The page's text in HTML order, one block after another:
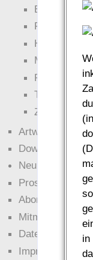
in
EWS-X
Freihändler
Hinter der
Magie
RaumZeit
Technophob
Zettel-RPG
Artwork
Downloads
Neuigkeiten
Prosa
Abonnieren
Mitmachen
Datenschutz
Impressum